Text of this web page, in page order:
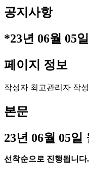
공지사항
*23년 06월 05
페이지 정보
작성자 최고관리자 작
본문
23년 06월 05일
선착순으로 진행됩니다.